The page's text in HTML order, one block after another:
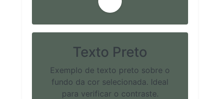
Texto Preto
Exemplo de texto preto sobre o
fundo da cor selecionada. Ideal
para verificar o contraste.